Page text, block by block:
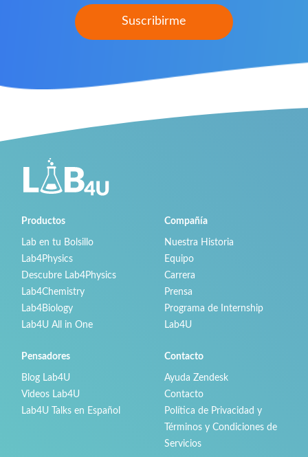
Productos
Lab en tu Bolsillo
Lab4Physics
Descubre Lab4Physics
Lab4Chemistry
Lab4Biology
Lab4U All in One
Compañía
Nuestra Historia
Equipo
Carrera
Prensa
Programa de Internship
Lab4U
Pensadores
Blog Lab4U
Videos Lab4U
Lab4U Talks en Español
Contacto
Ayuda Zendesk
Contacto
Política de Privacidad y
Términos y Condiciones de
Servicios